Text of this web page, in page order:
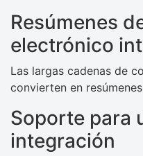
Resúmenes
electrónico
Las largas cadenas de
convierten en
Soporte para
integración